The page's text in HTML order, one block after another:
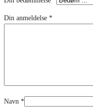
Din anmeldelse *
Navn *